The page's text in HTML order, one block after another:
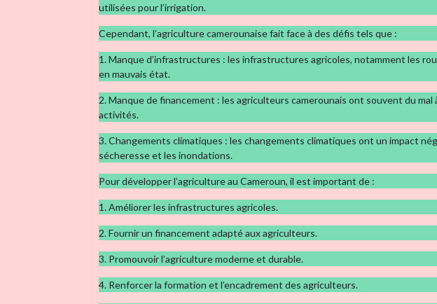
utilisées pour l’irrigation.
Cependant, l’agriculture camerounaise fait face à des défis tels que :
1. Manque d’infrastructures : les infrastructures agricoles, notamment les
en mauvais état.
2. Manque de financement : les agriculteurs camerounais ont souvent du
activités.
3. Changements climatiques : les changements climatiques ont un impact
sécheresse et les inondations.
Pour développer l’agriculture au Cameroun, il est important de :
1. Améliorer les infrastructures agricoles.
2. Fournir un financement adapté aux agriculteurs.
3. Promouvoir l’agriculture moderne et durable.
4. Renforcer la formation et l’encadrement des agriculteurs.